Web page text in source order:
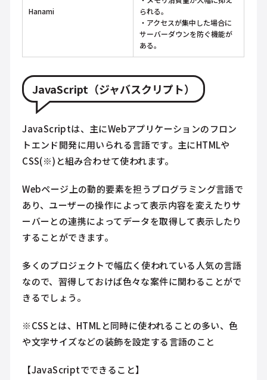
Hanami
られる。
・アクセスが集中した場合に
サーバーダウンを防ぐ機能が
ある。
JavaScript（ジャバスクリプト）
JavaScriptは、主にWebアプリケーションのフロン
トエンド開発に用いられる言語です。主にHTMLや
CSS(※)と組み合わせて使われます。
Webページ上の動的要素を担うプログラミング言語で
あり、ユーザーの操作によって表示内容を変えたりサ
ーバーとの連携によってデータを取得して表示したり
することができます。
多くのプロジェクトで幅広く使われている人気の言語
なので、習得しておけば色々な案件に関わることがで
きるでしょう。
※CSSとは、HTMLと同時に使われることの多い、色
や文字サイズなどの装飾を設定する言語のこと
【JavaScriptでできること】